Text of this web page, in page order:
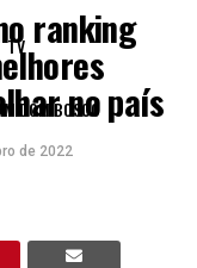
TV
DOM BOSCO
ranking
no país
de 2022